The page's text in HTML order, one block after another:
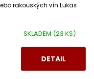
SKLADEM (23 KS)
DETAIL
rakouských vín Lukas